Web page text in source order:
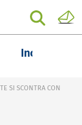
Inchieste
SI SCONTRA CON